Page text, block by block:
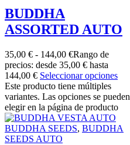
BUDDHA
ASSORTED AUTO
35,00 € - 144,00 €Rango de
precios: desde 35,00 € hasta
144,00 € Seleccionar opciones
Este producto tiene múltiples
variantes. Las opciones se pueden
elegir en la página de producto
BUDDHA SEEDS, BUDDHA
SEEDS AUTO